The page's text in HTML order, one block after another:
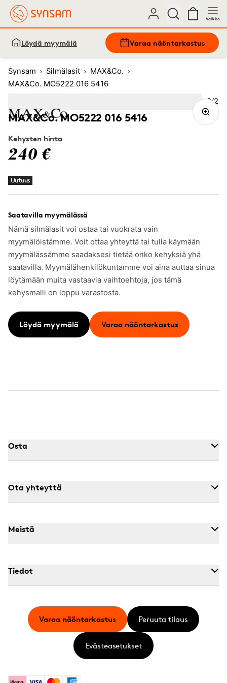
Valikko
Löydä myymälä Varaa näöntarkastus
Synsam Silmälasit
MAX&Co.
MAX&Co. MO5222 016 5416
MAX&Co. MO5222 016 5416
Kehysten hinta
240 €
Uutuus
Saatavilla myymälässä
Nämä silmälasit voi ostaa tai vuokrata vain
myymälöistämme. Voit ottaa yhteyttä tai tulla käymään
myymälässämme saadaksesi tietää onko kehyksiä yhä
saatavilla. Myymälähenkilökuntamme voi aina auttaa sinua
löytämään muita vastaavia vaihtoehtoja, jos tämä
kehysmalli on loppu varastosta.
Löydä myymälä Varaa näöntarkastus
Kuva
2/2
Image (Current image)
Osta
Ota yhteyttä
Meistä
Tiedot
KlarnaVisa MastercardAmerican Express
Varaa näöntarkastus Peruuta tilaus
Evästeasetukset